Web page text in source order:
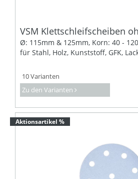
VSM Klettschleifscheiben
Ø: 115mm & 125mm, Korn: 40 - 120
für Stahl, Holz, Kunststoff, GFK,
10 Varianten
Zu den Varianten
Aktionsartikel %